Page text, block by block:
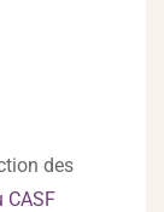
des
CASF